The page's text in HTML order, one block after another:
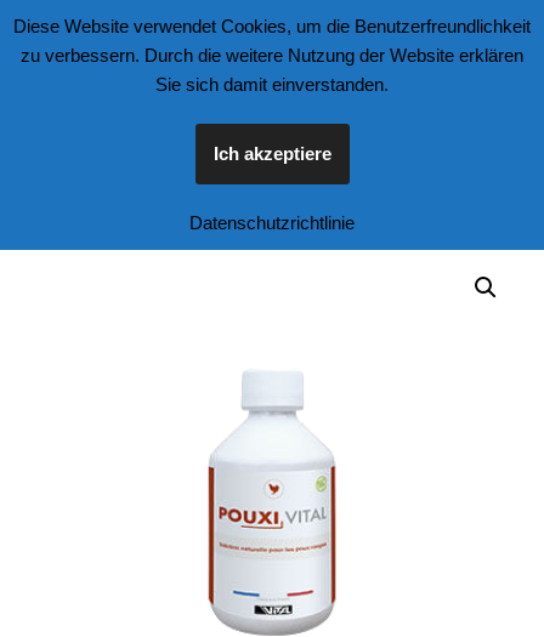
Zum
Diese Website verwendet Cookies, um die Benutzerfreundlichkeit
zu verbessern. Durch die weitere Nutzung der Website erklären
Sie sich damit einverstanden.
Ich akzeptiere
Datenschutzrichtlinie